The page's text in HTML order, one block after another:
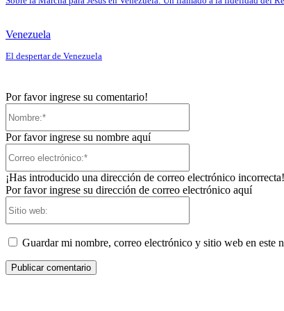
Venezuela
El despertar de Venezuela
Por favor ingrese su comentario!
Por favor ingrese su nombre aquí
¡Has introducido una dirección de correo electrónico incorrecta!
Por favor ingrese su dirección de correo electrónico aquí
Guardar mi nombre, correo electrónico y sitio web en este